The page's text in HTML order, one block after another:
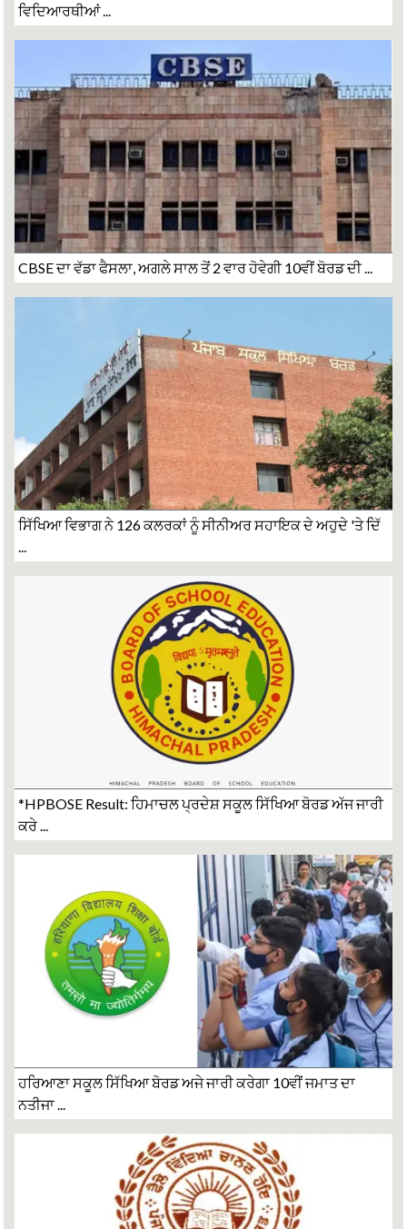
ਵਿਦਿਆਰਥੀਆਂ ...
CBSE ਦਾ ਵੱਡਾ ਫੈਸਲਾ, ਅਗਲੇ ਸਾਲ ਤੋਂ 2 ਵਾਰ ਹੋਵੇਗੀ 10ਵੀਂ ਬੋਰਡ ਦੀ ...
ਸਿੱਖਿਆ ਵਿਭਾਗ ਨੇ 126 ਕਲਰਕਾਂ ਨੂੰ ਸੀਨੀਅਰ ਸਹਾਇਕ ਦੇ ਅਹੁਦੇ 'ਤੇ ਦਿੱ
*HPBOSE Result: ਹਿਮਾਚਲ ਪ੍ਰਦੇਸ਼ ਸਕੂਲ ਸਿੱਖਿਆ ਬੋਰਡ ਅੱਜ ਜਾਰੀ
ਕਰੇ ...
ਹਰਿਆਣਾ ਸਕੂਲ ਸਿੱਖਿਆ ਬੋਰਡ ਅਜੇ ਜਾਰੀ ਕਰੇਗਾ 10ਵੀਂ ਜਮਾਤ ਦਾ
ਨਤੀਜਾ ...